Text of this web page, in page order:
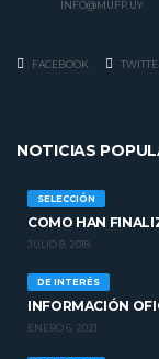
INFO@MUFP.UY
FACEBOOK
NOTICIAS
SELECCIÓN
COMO HAN
JULIO 8, 2018
DE INTERÉS
INFORMACIÓN
ENERO 6, 2021